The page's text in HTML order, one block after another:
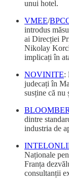
unui hotel.
VMEE/
introdus
ai Direcției
Nikolay
implicați în
NOVINITE:
judecați în
susține că nu
dintre
industria de
Naționale
Franța
consultanții